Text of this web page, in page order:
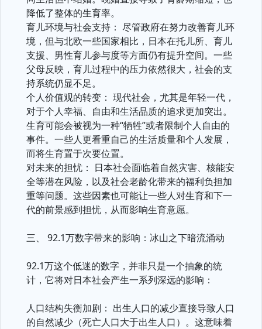
降低了整体的生育率。
育儿环境与社会支持： 尽管政府在努力改善育儿环
境，但与北欧一些国家相比，日本在托儿所、育儿
支援、男性育儿参与度等方面仍有提升空间。一些
父母反映，育儿过程中的压力依然很大，社会的支
持系统仍显不足。
个人价值观的转变： 现代社会，尤其是年轻一代，
对于个人幸福、自由和生活品质的追求更加突出。
生育可能会被视为一种“牺牲”或者限制个人自由的
事件。一些人更看重自己的生活质量和个人发展，
而将生育置于次要位置。
对未来的担忧： 日本社会面临着自然灾害、核能安
全等潜在风险，以及社会老龄化带来的福利负担加
重等问题。这些因素也可能让一些人对生育和下一
代的前景感到担忧，从而影响生育意愿。
三、 92.1万数字带来的影响：冰山之下暗流涌动
92.1万这个低迷的数字，并非只是一个抽象的统
计，它将对日本社会产生一系列深远的影响：
人口结构失衡加剧： 出生人口的减少直接导致人口
的自然减少（死亡人口大于出生人口）。这意味着